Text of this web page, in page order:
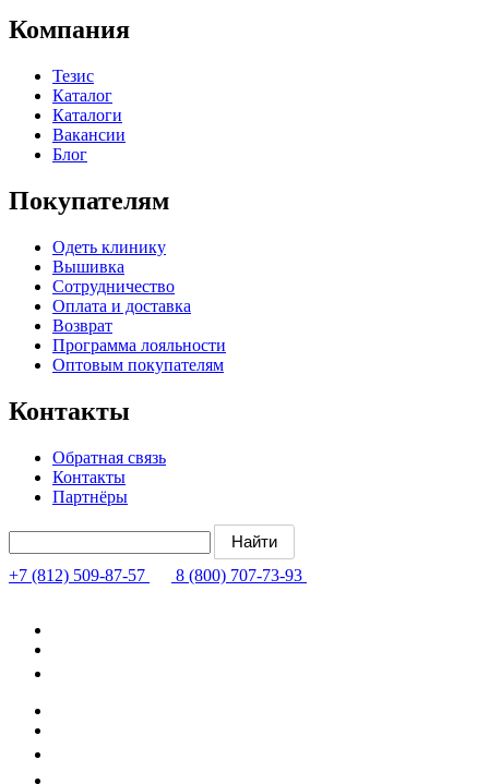
Компания
Тезис
Каталог
Каталоги
Вакансии
Блог
Покупателям
Одеть клинику
Вышивка
Сотрудничество
Оплата и доставка
Возврат
Программа лояльности
Оптовым покупателям
Контакты
Обратная связь
Контакты
Партнёры
+7 (812) 509-87-57 8 (800) 707-73-93